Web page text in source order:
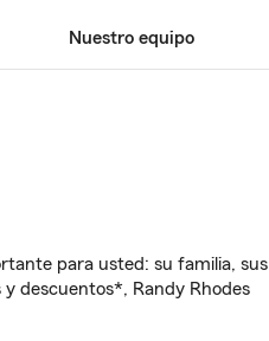
Nuestro equipo
para usted: su familia, sus
descuentos*, Randy Rhodes